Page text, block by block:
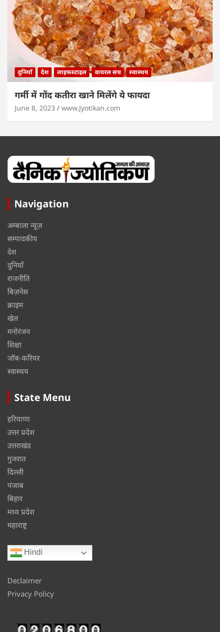
दुनियाँ देश लाइफस्टाइल वायरल सच स्वास्थय
गर्मी में गोंद कतीरा खाने मिलेंगे ये फायदा
June 8, 2023 www.Jyotikan.com
Navigation
अम्बाला न्यूज़
सम्पादकीय
देश
दुनियाँ
राजनीति
बिज़नेस
क्राइम
खेल
मनोरंजन
शिक्षा
जॉब-करियर
स्वास्थय
State Menu
हरियाणा
उत्तर प्रदेश
उत्तराखंड
गुजरात
दिल्ली
पंजाब
बिहार
मध्य प्रदेश
महाराष्ट्र
Hindi
Declaimer
Privacy Policy